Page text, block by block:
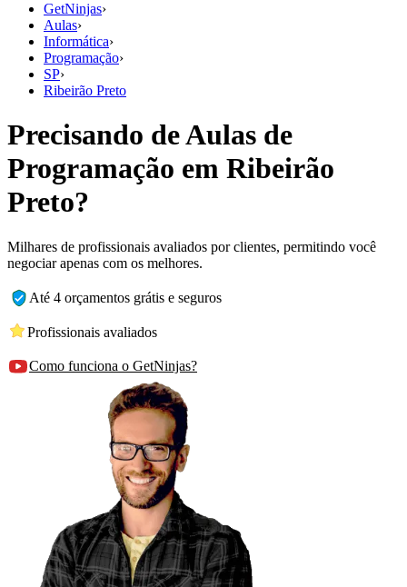
GetNinjas›
Aulas›
Informática›
Programação›
SP›
Ribeirão Preto
Precisando de Aulas de
Programação em Ribeirão
Preto?
Milhares de profissionais avaliados por clientes, permitindo você
negociar apenas com os melhores.
Até 4 orçamentos grátis e seguros
Profissionais avaliados
Como funciona o GetNinjas?